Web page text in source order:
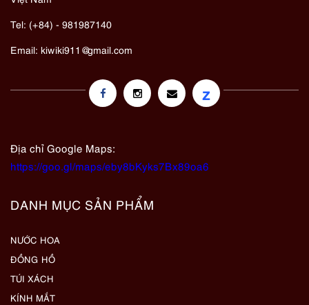
Tel: (+84) - 981987140
Email: kiwiki911@gmail.com
z
Địa chỉ Google Maps:
https://goo.gl/maps/eby8bKyks7Bx89oa6
DANH MỤC SẢN PHẨM
NƯỚC HOA
ĐỒNG HỒ
TÚI XÁCH
KÍNH MẮT